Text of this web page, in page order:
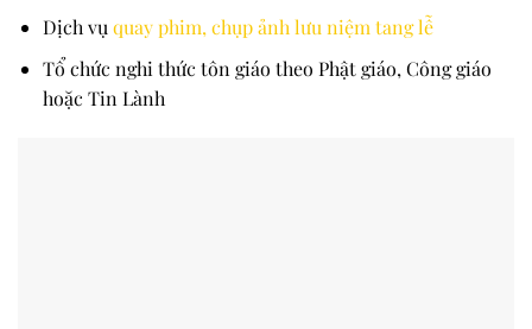
Dịch vụ quay phim, chụp ảnh lưu niệm tang lễ
Tổ chức nghi thức tôn giáo theo Phật giáo, Công giáo
hoặc Tin Lành